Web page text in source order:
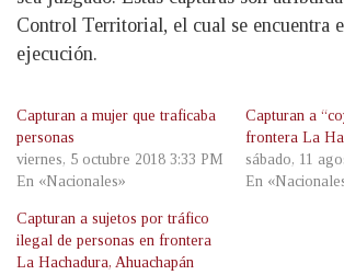
Control Territorial, el cual se encuentra
ejecución.
Capturan a mujer que traficaba
personas
viernes, 5 octubre 2018 3:33 PM
En «Nacionales»
Capturan a
frontera La
sábado, 11
En
Capturan a sujetos por tráfico
ilegal de personas en frontera
La Hachadura, Ahuachapán